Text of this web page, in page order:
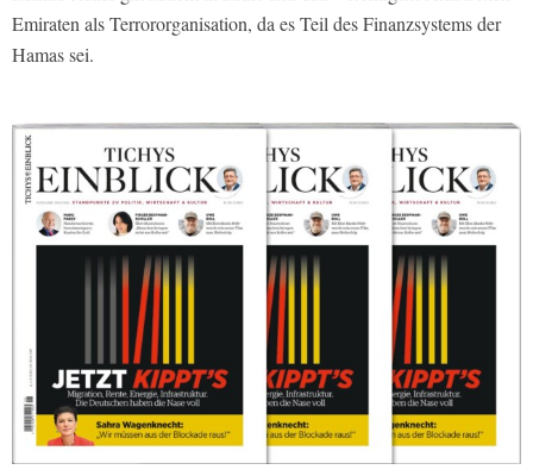
Emiraten als Terrororganisation, da es Teil des Finanzsystems der
Hamas sei.